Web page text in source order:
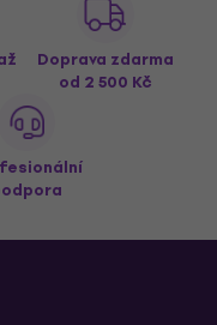
Doprava zdarma
od 2 500 Kč